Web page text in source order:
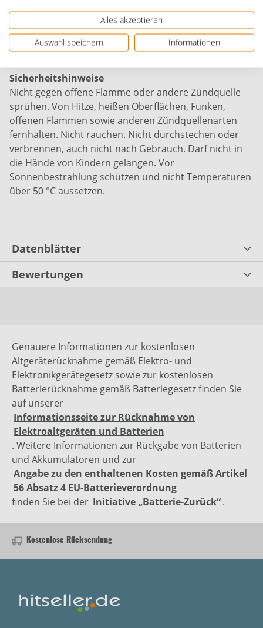
Gefahrenhinweise
Extrem entzündbares Aerosol. Behälter steht unter
Druck: Kann bei Erwärmung bersten.
Sicherheitshinweise
Nicht gegen offene Flamme oder andere Zündquelle
sprühen. Von Hitze, heißen Oberflächen, Funken,
offenen Flammen sowie anderen Zündquellenarten
fernhalten. Nicht rauchen. Nicht durchstechen oder
verbrennen, auch nicht nach Gebrauch. Darf nicht in
die Hände von Kindern gelangen. Vor
Sonnenbestrahlung schützen und nicht Temperaturen
über 50 °C aussetzen.
Datenblätter
Bewertungen
Genauere Informationen zur kostenlosen
Altgeräterücknahme gemäß Elektro- und
Elektronikgerätegesetz sowie zur kostenlosen
Batterierücknahme gemäß Batteriegesetz finden Sie
auf unserer
Informationsseite zur Rücknahme von
Elektroaltgeräten und Batterien
. Weitere Informationen zur Rückgabe von Batterien
und Akkumulatoren und zur
Angabe zu den enthaltenen Kosten gemäß Artikel
56 Absatz 4 EU-Batterieverordnung
finden Sie bei der Initiative „Batterie-Zurück“.
Kostenlose Rücksendung
Alles akzeptieren
Auswahl speichern
Informationen